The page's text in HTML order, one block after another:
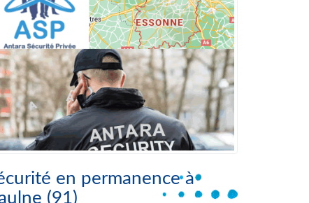
en permanence à
(91)